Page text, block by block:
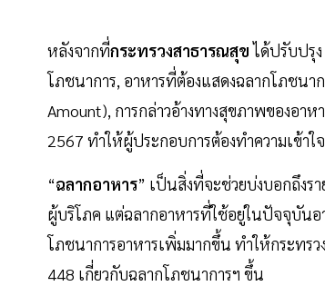
หลังจากที่กระทรวงสาธารณสุขได้ปรับปรุ
โภชนาการ, อาหารที่ต้องแสดงฉลากโภชนา
Amount), การกล่าวอ้างทางสุขภาพของอ
2567 ทำให้ผู้ประกอบการต้องทำความเข้า
“ฉลากอาหาร” เป็นสิ่งที่จะช่วยบ่งบอกถึง
ผู้บริโภค แต่ฉลากอาหารที่ใช้อยู่ในปัจจุบัน
โภชนาการอาหารเพิ่มมากขึ้น ทำให้กระทร
448 เกี่ยวกับฉลากโภชนาการฯ ขึ้น